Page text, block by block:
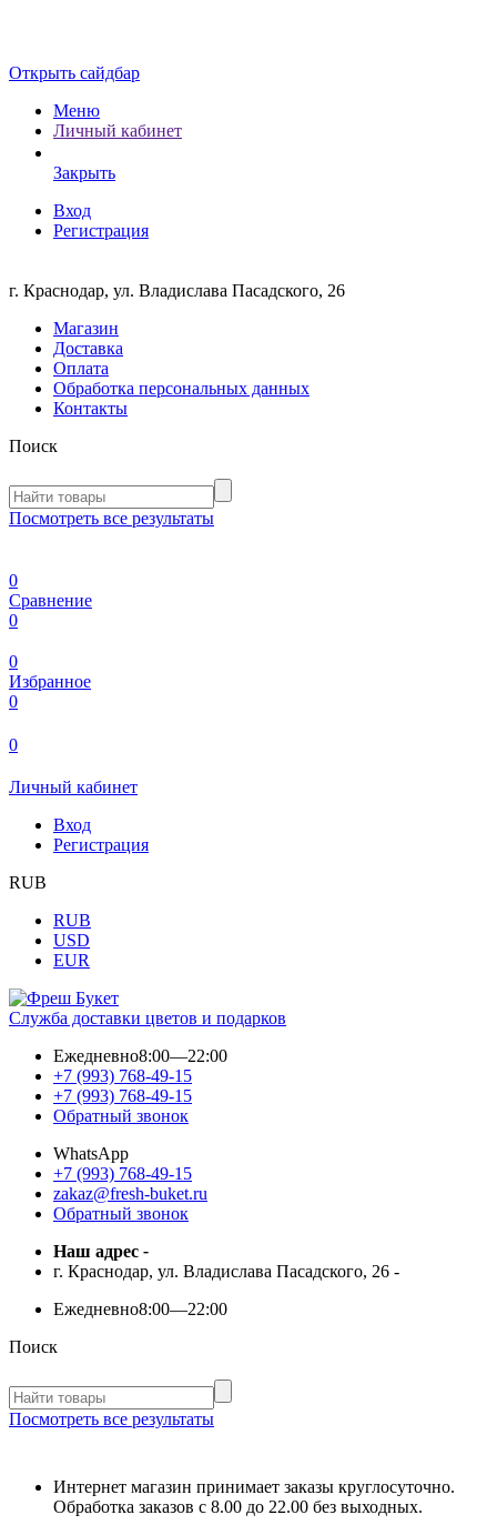
Открыть сайдбар
Меню
Личный кабинет
Закрыть
Вход
Регистрация
г. Краснодар, ул. Владислава Пасадского, 26
Магазин
Доставка
Оплата
Обработка персональных данных
Контакты
Поиск
Посмотреть все результаты
0
Сравнение
0
0
Избранное
0
0
Личный кабинет
Вход
Регистрация
RUB
RUB
USD
EUR
Служба доставки цветов и подарков
Ежедневно8:00—22:00
+7 (993) 768-49-15
+7 (993) 768-49-15
Обратный звонок
WhatsApp
+7 (993) 768-49-15
zakaz@fresh-buket.ru
Обратный звонок
Наш адрес -
г. Краснодар, ул. Владислава Пасадского, 26 -
Ежедневно8:00—22:00
Поиск
Посмотреть все результаты
Интернет магазин принимает заказы круглосуточно.
Обработка заказов с 8.00 до 22.00 без выходных.